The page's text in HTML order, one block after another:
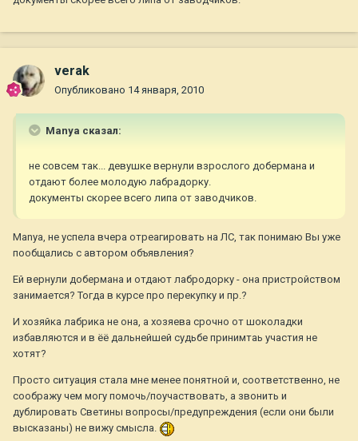
verak
Опубликовано 14 января, 2010
Manya сказал:
не совсем так... девушке вернули взрослого добермана и
отдают более молодую лабрадорку.
документы скорее всего липа от заводчиков.
Manya, не успела вчера отреагировать на ЛС, так понимаю Вы уже
пообщались с автором объявления?
Ей вернули добермана и отдают лабродорку - она пристройством
занимается? Тогда в курсе про перекупку и пр.?
И хозяйка лабрика не она, а хозяева срочно от шоколадки
избавляются и в ёё дальнейшей судьбе принимтаь участия не
хотят?
Просто ситуация стала мне менее понятной и, соответственно, не
соображу чем могу помочь/поучаствовать, а звонить и
дублировать Светины вопросы/предупреждения (если они были
высказаны) не вижу смысла.